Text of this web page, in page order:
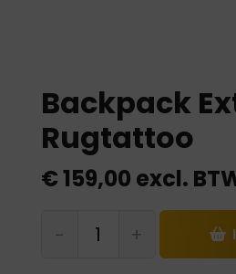
Backpack
Rugtattoo
€159,00 excl.
-
Extensie
+